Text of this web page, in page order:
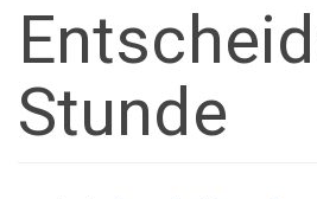
Stunde